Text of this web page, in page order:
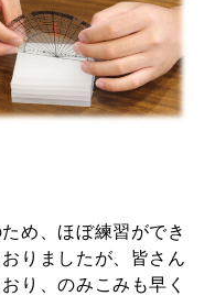
め、ほぼ練習ができ
りましたが、皆さん
り、のみこみも早く